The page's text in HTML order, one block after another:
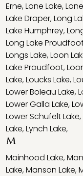
Erne,Lone Lake,
Lake Draper,Long
Lake Humphrey,
Long Lake
Longs Lake,Loon
Lake Proudfoot,
Lake,Loucks Lake,
Lower Boleau Lake,
Lower Galla Lake,
Lower Schufelt Lake,
Lake,Lynch Lake,
M
Mainhood Lake,
Lake,Manson Lake,